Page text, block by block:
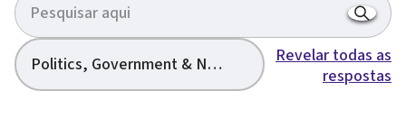
Politics, Government & News
Revelar todas as
respostas